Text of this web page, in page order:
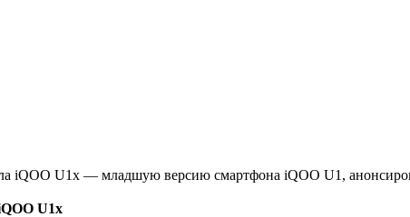
iQOO U1x — младшую версию смартфона iQOO U1,
U1x